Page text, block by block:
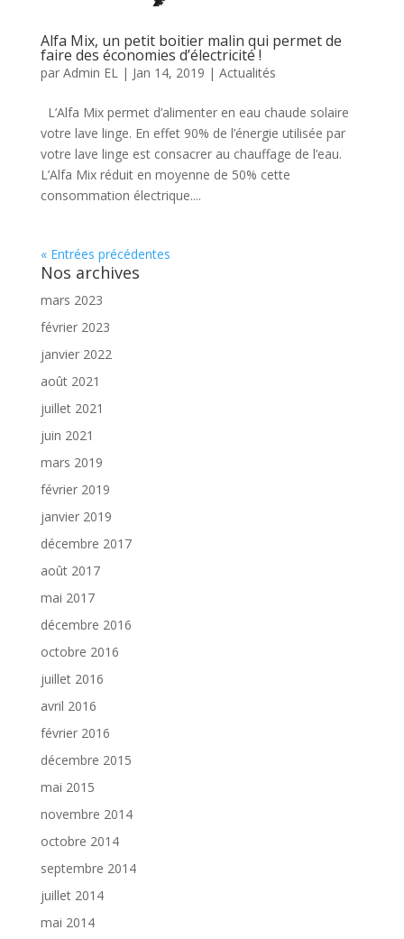
Alfa Mix, un petit boitier malin qui permet de
faire des économies d’électricité !
par Admin EL | Jan 14, 2019 | Actualités
L’Alfa Mix permet d’alimenter en eau chaude solaire
votre lave linge. En effet 90% de l’énergie utilisée par
votre lave linge est consacrer au chauffage de l’eau.
L’Alfa Mix réduit en moyenne de 50% cette
consommation électrique....
« Entrées précédentes
Nos archives
mars 2023
février 2023
janvier 2022
août 2021
juillet 2021
juin 2021
mars 2019
février 2019
janvier 2019
décembre 2017
août 2017
mai 2017
décembre 2016
octobre 2016
juillet 2016
avril 2016
février 2016
décembre 2015
mai 2015
novembre 2014
octobre 2014
septembre 2014
juillet 2014
mai 2014